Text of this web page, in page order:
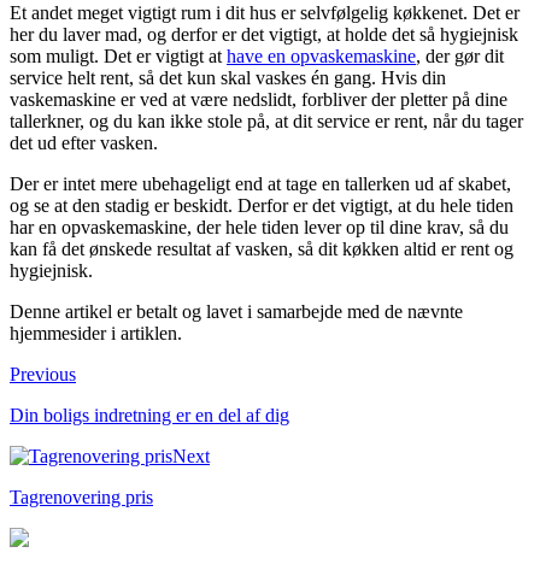
Et andet meget vigtigt rum i dit hus er selvfølgelig køkkenet. Det er
her du laver mad, og derfor er det vigtigt, at holde det så hygiejnisk
som muligt. Det er vigtigt at have en opvaskemaskine, der gør dit
service helt rent, så det kun skal vaskes én gang. Hvis din
vaskemaskine er ved at være nedslidt, forbliver der pletter på dine
tallerkner, og du kan ikke stole på, at dit service er rent, når du tager
det ud efter vasken.
Der er intet mere ubehageligt end at tage en tallerken ud af skabet,
og se at den stadig er beskidt. Derfor er det vigtigt, at du hele tiden
har en opvaskemaskine, der hele tiden lever op til dine krav, så du
kan få det ønskede resultat af vasken, så dit køkken altid er rent og
hygiejnisk.
Denne artikel er betalt og lavet i samarbejde med de nævnte
hjemmesider i artiklen.
Previous
Din boligs indretning er en del af dig
Next
Tagrenovering pris